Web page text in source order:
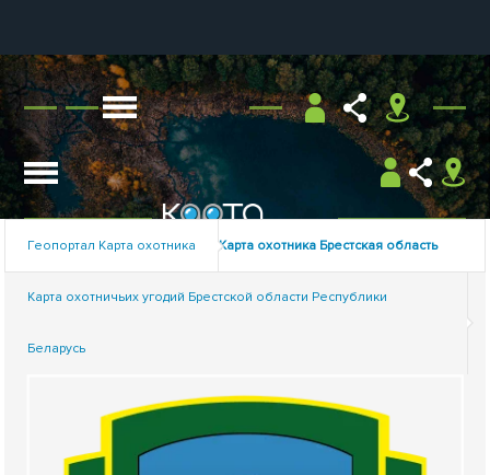
Геопортал Карта охотника
Карта охотничьих угодий Брестской области Республики
Беларусь
Карта охотника Брестская область